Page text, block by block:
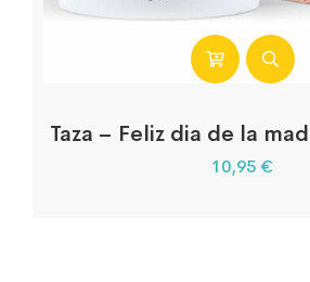
Taza – Feliz dia de la
10,95 €